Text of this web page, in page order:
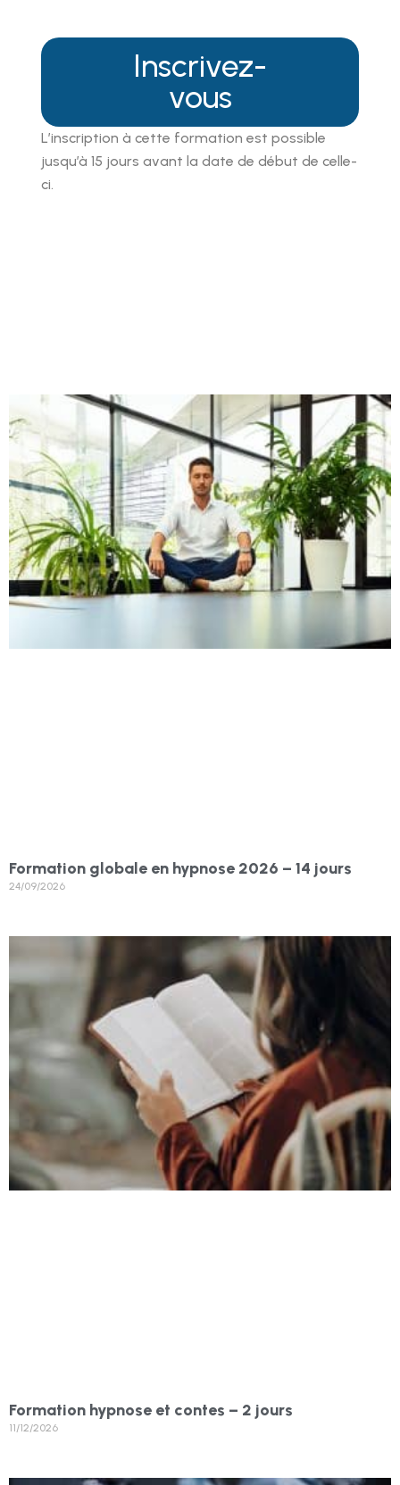
Inscrivez-
vous
L’inscription à cette formation est possible
jusqu’à 15 jours avant la date de début de celle-
ci.
Formation globale en hypnose 2026 – 14 jours
24/09/2026
Formation hypnose et contes – 2 jours
11/12/2026